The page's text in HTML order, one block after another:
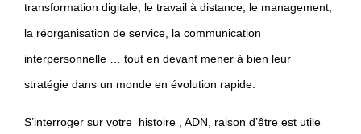
transformation digitale, le travail à distance, le management,
la réorganisation de service, la communication
interpersonnelle … tout en devant mener à bien leur
stratégie dans un monde en évolution rapide.
S’interroger sur votre histoire , ADN, raison d’être est utile